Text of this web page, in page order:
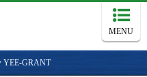
MENU
YEE-GRANT